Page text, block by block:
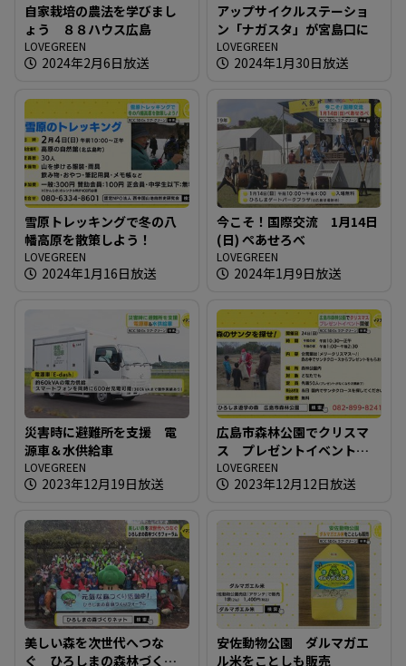
自家栽培の農法を学びまし
ょう ８８ハウス広島
LOVEGREEN
2024年2月6日放送
アップサイクルステーショ
ン「ナガスタ」が宮島口に
LOVEGREEN
2024年1月30日放送
雪原トレッキングで冬の八
幡高原を散策しよう！
LOVEGREEN
2024年1月16日放送
今こそ！国際交流 1月14日
(日) ぺあせろべ
LOVEGREEN
2024年1月9日放送
災害時に避難所を支援 電
源車＆水供給車
LOVEGREEN
2023年12月19日放送
広島市森林公園でクリスマ
ス プレゼントイベント開
催
LOVEGREEN
2023年12月12日放送
美しい森を次世代へつな
ぐ ひろしまの森林づくり
安佐動物公園 ダルマガエ
ル米をことしも販売